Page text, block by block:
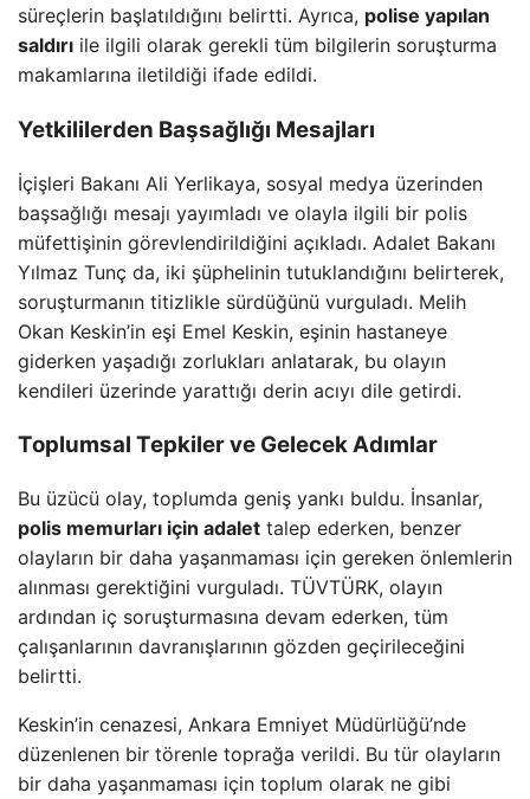
süreçlerin başlatıldığını belirtti. Ayrıca, polise yapılan
saldırı ile ilgili olarak gerekli tüm bilgilerin soruşturma
makamlarına iletildiği ifade edildi.
Yetkililerden Başsağlığı Mesajları
İçişleri Bakanı Ali Yerlikaya, sosyal medya üzerinden
başsağlığı mesajı yayımladı ve olayla ilgili bir polis
müfettişinin görevlendirildiğini açıkladı. Adalet Bakanı
Yılmaz Tunç da, iki şüphelinin tutuklandığını belirterek,
soruşturmanın titizlikle sürdüğünü vurguladı. Melih
Okan Keskin’in eşi Emel Keskin, eşinin hastaneye
giderken yaşadığı zorlukları anlatarak, bu olayın
kendileri üzerinde yarattığı derin acıyı dile getirdi.
Toplumsal Tepkiler ve Gelecek Adımlar
Bu üzücü olay, toplumda geniş yankı buldu. İnsanlar,
polis memurları için adalet talep ederken, benzer
olayların bir daha yaşanmaması için gereken önlemlerin
alınması gerektiğini vurguladı. TÜVTÜRK, olayın
ardından iç soruşturmasına devam ederken, tüm
çalışanlarının davranışlarının gözden geçirileceğini
belirtti.
Keskin’in cenazesi, Ankara Emniyet Müdürlüğü’nde
düzenlenen bir törenle toprağa verildi. Bu tür olayların
bir daha yaşanmaması için toplum olarak ne gibi